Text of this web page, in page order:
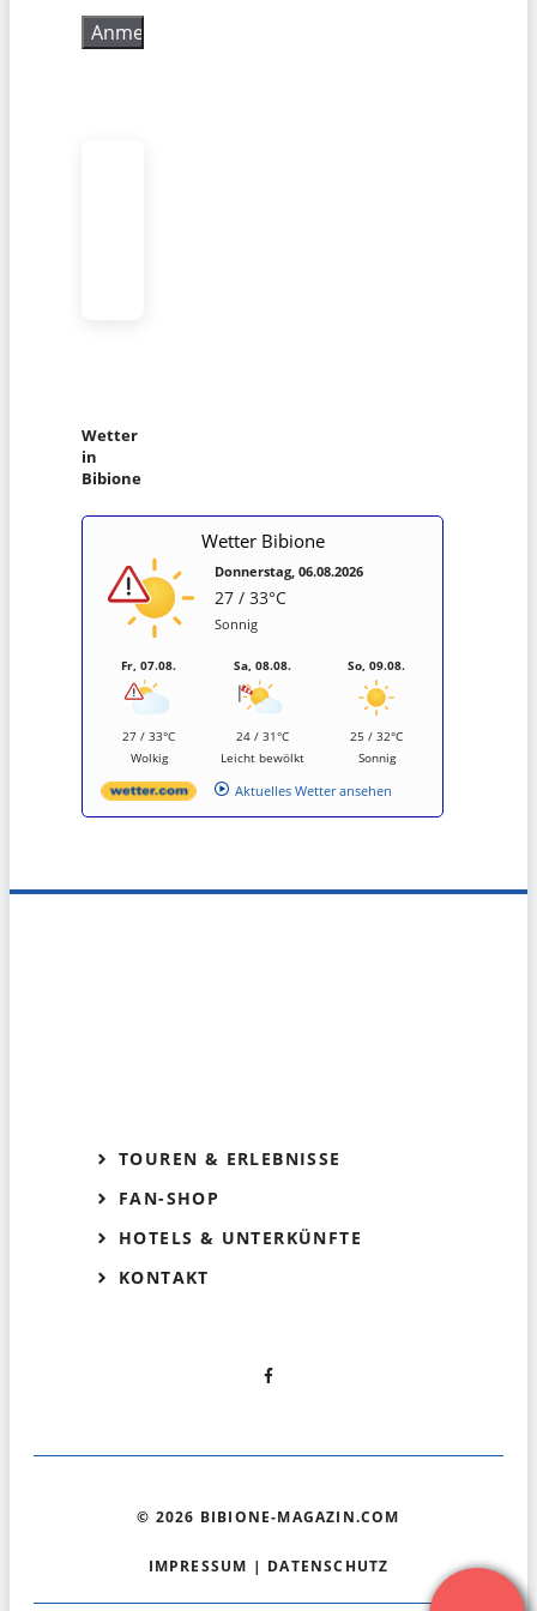
Wetter
in
Bibione
Wetter Bibione
Donnerstag, 06.08.2026
27 / 33°C
Sonnig
Fr, 07.08.
27 / 33°C
Wolkig
Sa, 08.08.
24 / 31°C
Leicht bewölkt
So, 09.08.
25 / 32°C
Sonnig
Aktuelles Wetter ansehen
TOUREN & ERLEBNISSE
FAN-SHOP
HOTELS & UNTERKÜNFTE
KONTAKT
© 2026 BIBIONE-MAGAZIN.COM
IMPRESSUM | DATENSCHUTZ